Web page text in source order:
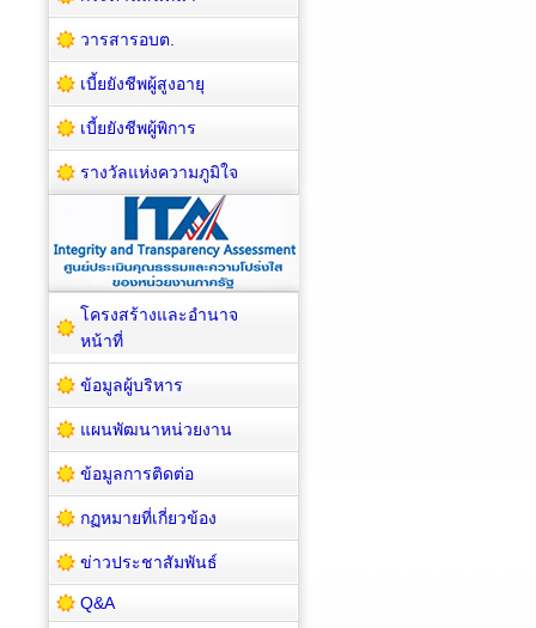
วารสารอบต.
เบี้ยยังชีพผู้สูงอายุ
เบี้ยยังชีพผู้พิการ
รางวัลแห่งความภูมิใจ
โครงสร้างและอำนาจ
หน้าที่
ข้อมูลผู้บริหาร
แผนพัฒนาหน่วยงาน
ข้อมูลการติดต่อ
กฏหมายที่เกี่ยวข้อง
ข่าวประชาสัมพันธ์
Q&A